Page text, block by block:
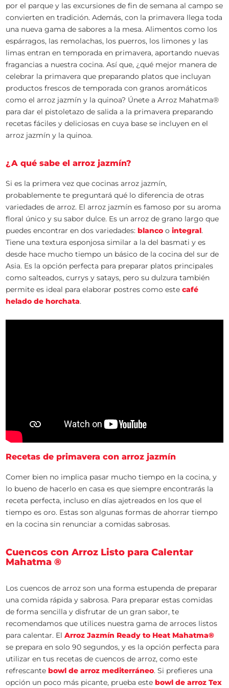
por el parque y las excursiones de fin de semana al campo se
convierten en tradición. Además, con la primavera llega toda
una nueva gama de sabores a la mesa. Alimentos como los
espárragos, las remolachas, los puerros, los limones y las
limas entran en temporada en primavera, aportando nuevas
fragancias a nuestra cocina. Así que, ¿qué mejor manera de
celebrar la primavera que preparando platos que incluyan
productos frescos de temporada con granos aromáticos
como el arroz jazmín y la quinoa? Únete a Arroz Mahatma®
para dar el pistoletazo de salida a la primavera preparando
recetas fáciles y deliciosas en cuya base se incluyen en el
arroz jazmín y la quinoa.
¿A qué sabe el arroz jazmín?
Si es la primera vez que cocinas arroz jazmín,
probablemente te preguntará qué lo diferencia de otras
variedades de arroz. El arroz jazmín es famoso por su aroma
floral único y su sabor dulce. Es un arroz de grano largo que
puedes encontrar en dos variedades:blancoointegral.
Tiene una textura esponjosa similar a la del basmati y es
desde hace mucho tiempo un básico de la cocina del sur de
Asia. Es la opción perfecta para preparar platos principales
como salteados, currys y satays, pero su dulzura también
permite es ideal para elaborar postres como estecafé
helado de horchata.
Recetas de primavera con arroz jazmín
Comer bien no implica pasar mucho tiempo en la cocina, y
lo bueno de hacerlo en casa es que siempre encontrarás la
receta perfecta, incluso en días ajetreados en los que el
tiempo es oro. Estas son algunas formas de ahorrar tiempo
en la cocina sin renunciar a comidas sabrosas.
Cuencos con Arroz Listo para Calentar
Mahatma ®
Los cuencos de arroz son una forma estupenda de preparar
una comida rápida y sabrosa. Para preparar estas comidas
de forma sencilla y disfrutar de un gran sabor, te
recomendamos que utilices nuestra gama de arroces listos
para calentar. ElArroz Jazmín Ready to Heat Mahatma®
se prepara en solo 90 segundos, y es la opción perfecta para
utilizar en tus recetas de cuencos de arroz, como este
refrescante bowl de arroz mediterráneo. Si prefieres una
opción un poco más picante, prueba este bowl de arroz Tex